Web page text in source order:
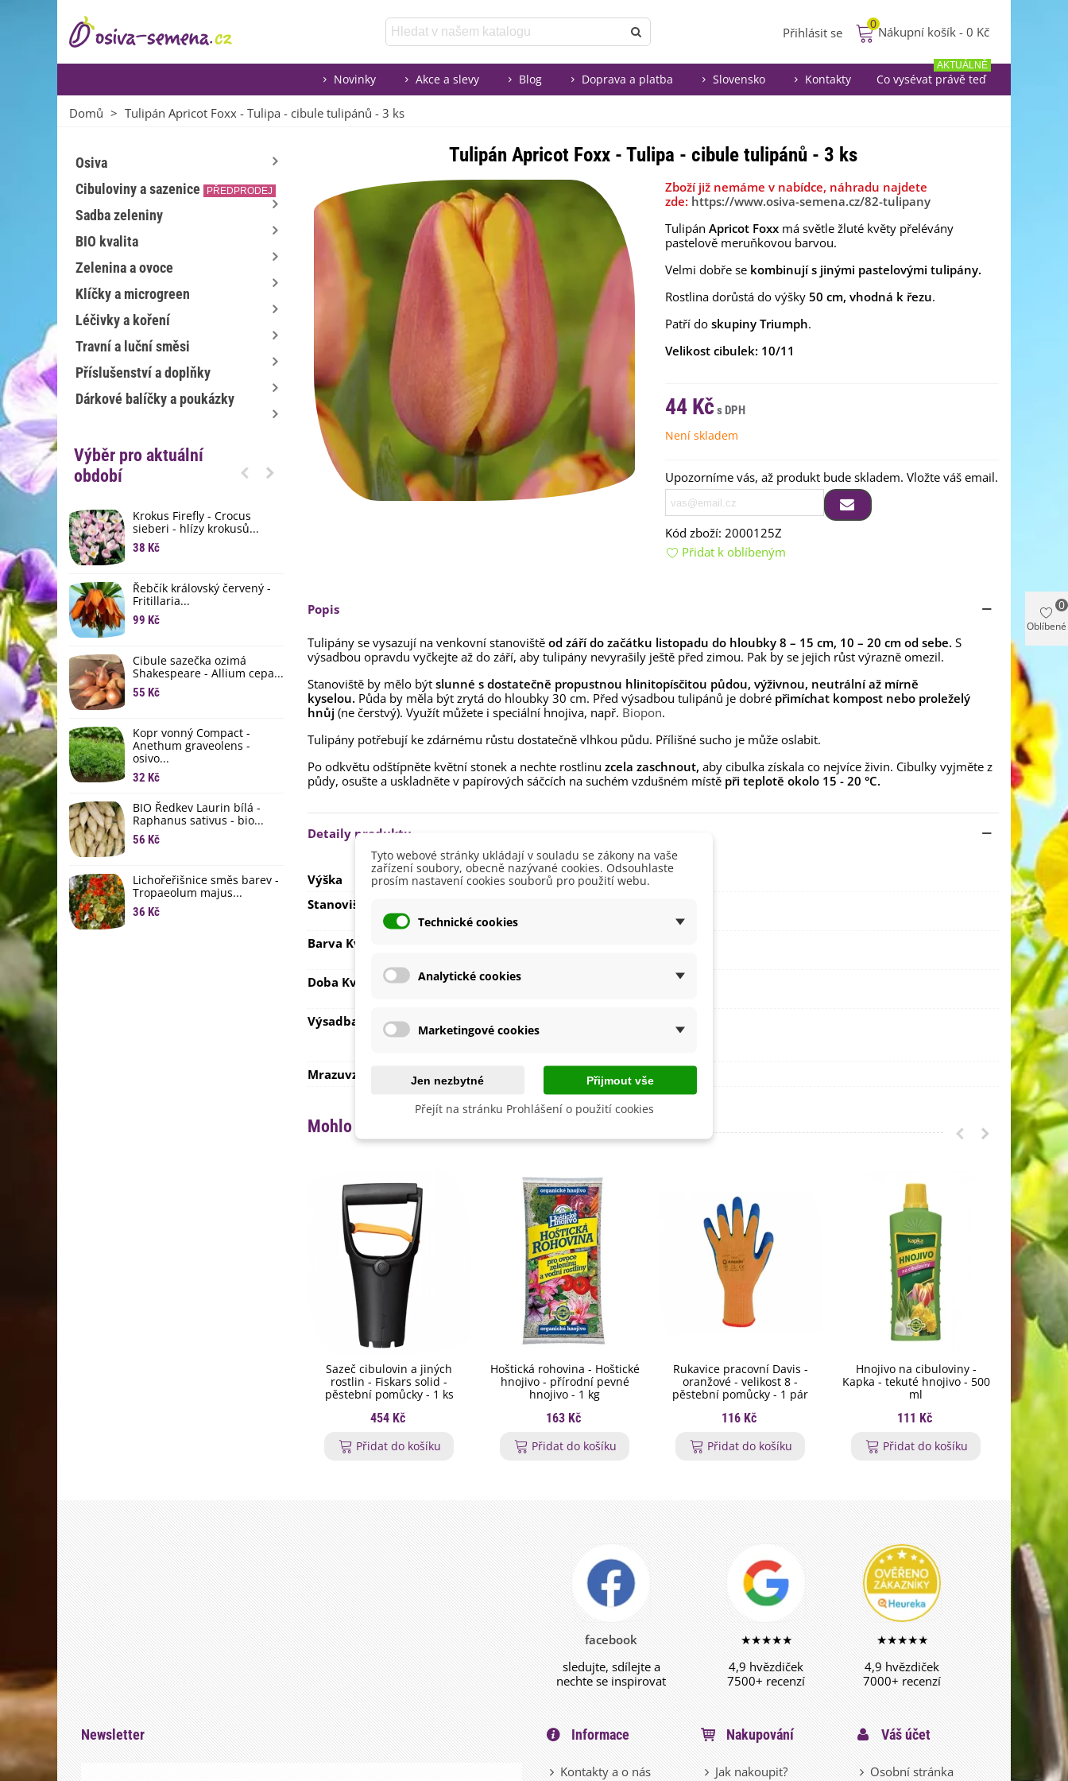
Přihlásit se
0
Nákupní košík - 0 Kč
Novinky Akce a slevy Blog Doprava a platba Slovensko Kontakty Co vysévat právě teď
AKTUÁLNĚ
Domů > Tulipán Apricot Foxx - Tulipa - cibule tulipánů - 3 ks
Osiva
Cibuloviny a sazenice
PŘEDPRODEJ
Sadba zeleniny
BIO kvalita
Zelenina a ovoce
Klíčky a microgreen
Léčivky a koření
Travní a luční směsi
Příslušenství a doplňky
Dárkové balíčky a poukázky
Výběr pro aktuální
období
Krokus Firefly - Crocus
sieberi - hlízy krokusů...
38 Kč
Řebčík královský červený -
Fritillaria...
99 Kč
Cibule sazečka ozimá
Shakespeare - Allium cepa...
55 Kč
Kopr vonný Compact -
Anethum graveolens -
osivo...
32 Kč
BIO Ředkev Laurin bílá -
Raphanus sativus - bio...
56 Kč
Lichořeřišnice směs barev -
Tropaeolum majus...
36 Kč
Mrkev pozdní Cidera -
Daucus carota - osivo...
Lilie Canova - Lilium - cibule
lilií - 1 ks
60 Kč 85 Kč -30%
Begonie plnokvětá žlutá -
Begonia superba -...
Eukalyptus Baby Blue -
Blahovičník - Eukalyptus...
90 Kč
Tulipán Apricot Foxx - Tulipa - cibule tulipánů - 3 ks
Zboží již nemáme v nabídce, náhradu najdete
zde: https://www.osiva-semena.cz/82-tulipany
Tulipán Apricot Foxx má světle žluté květy přelévány
pastelově meruňkovou barvou.
Velmi dobře se kombinují s jinými pastelovými tulipány.
Rostlina dorůstá do výšky 50 cm, vhodná k řezu.
Patří do skupiny Triumph.
Velikost cibulek: 10/11
44 Kč
Není skladem
Upozorníme vás, až produkt bude skladem. Vložte váš email.
Kód zboží: 2000125Z
Přidat k oblíbeným
Popis
Tulipány se vysazují na venkovní stanoviště od září do začátku listopadu do hloubky 8 – 15 cm, 10 – 20 cm od sebe. S
výsadbou opravdu vyčkejte až do září, aby tulipány nevyrašily ještě před zimou. Pak by se jejich růst výrazně omezil.
Stanoviště by mělo být slunné s dostatečně propustnou hlinitopísčitou půdou, výživnou, neutrální až mírně
kyselou. Půda by měla být zrytá do hloubky 30 cm. Před výsadbou tulipánů je dobré přimíchat kompost nebo proleželý
hnůj (ne čerstvý). Využít můžete i speciální hnojiva, např. Biopon.
Tulipány potřebují ke zdárnému růstu dostatečně vlhkou půdu. Přílišné sucho je může oslabit.
Po odkvětu odštípněte květní stonek a nechte rostlinu zcela zaschnout, aby cibulka získala co nejvíce živin. Cibulky vyjměte z
půdy, osušte a uskladněte v papírových sáčcích na suchém vzdušném místě při teplotě okolo 15 - 20 °C.
Detaily produktu
Výška
40 - 60 cm
Stanoviště
Slunečné
Barva Květů
Doba Kvetení
Duben
Výsadba
Říjen
Mrazuvzdornost
Ano
Mohlo by se také hodit
Sazeč cibulovin a jiných
rostlin - Fiskars solid -
pěstební pomůcky - 1 ks
454 Kč
Přidat do košíku
Hoštická rohovina - Hoštické
hnojivo - přírodní pevné
hnojivo - 1 kg
163 Kč
Přidat do košíku
Rukavice pracovní Davis -
oranžové - velikost 8 -
pěstební pomůcky - 1 pár
116 Kč
Přidat do košíku
Hnojivo na cibuloviny -
Kapka - tekuté hnojivo - 500
ml
111 Kč
Přidat do košíku
facebook
sledujte, sdílejte a
nechte se inspirovat
★★★★★
4,9 hvězdiček
7500+ recenzí
★★★★★
4,9 hvězdiček
7000+ recenzí
Newsletter Informace
Kontakty a o nás
Nakupování
Jak nakoupit?
Váš účet
Osobní stránka
Oblíbené
0
Tyto webové stránky ukládají v souladu se zákony na vaše
zařízení soubory, obecně nazývané cookies. Odsouhlaste
prosím nastavení cookies souborů pro použití webu.
Technické cookies
Analytické cookies
Marketingové cookies
Jen nezbytné Přijmout vše
Přejít na stránku Prohlášení o použití cookies